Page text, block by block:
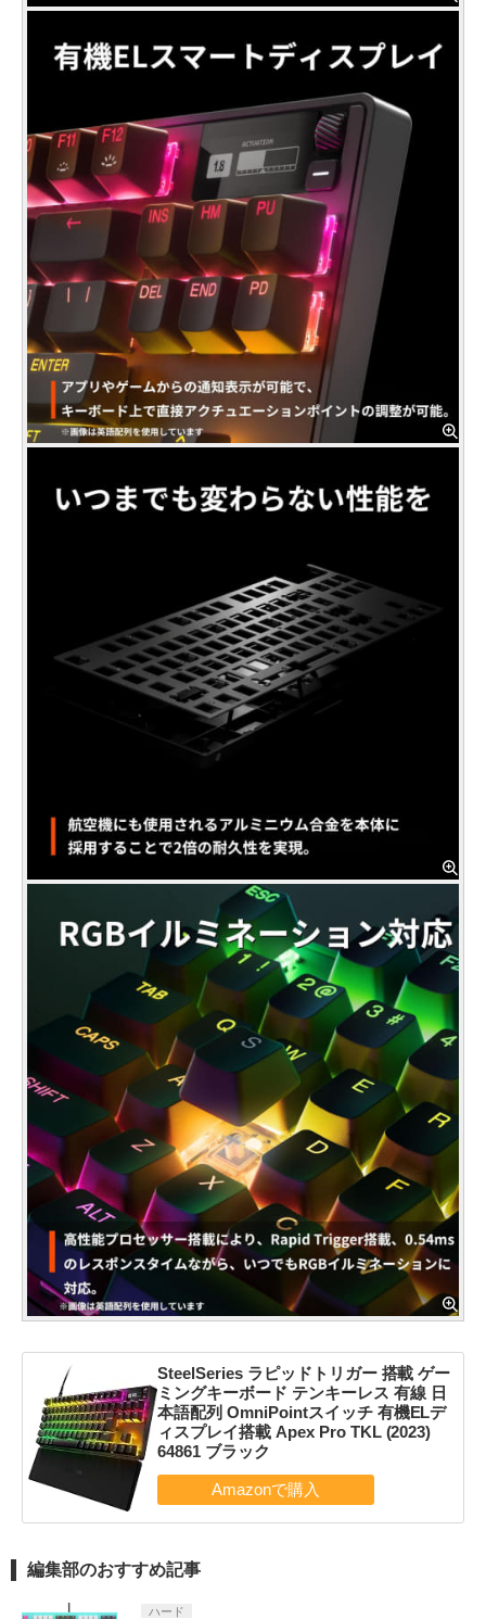
SteelSeries ラピッドトリガー 搭載 ゲー
ミングキーボード テンキーレス 有線 日
本語配列 OmniPointスイッチ 有機ELデ
ィスプレイ搭載 Apex Pro TKL (2023)
64861 ブラック
編集部のおすすめ記事
ハード